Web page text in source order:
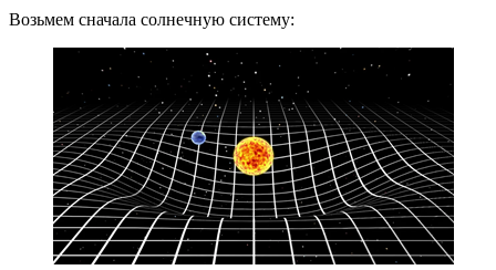
Возьмем сначала солнечную систему: